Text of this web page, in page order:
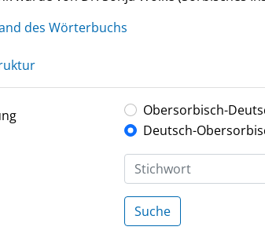
des Wörterbuchs
Obersorbisch-
Deutsch-
Suche